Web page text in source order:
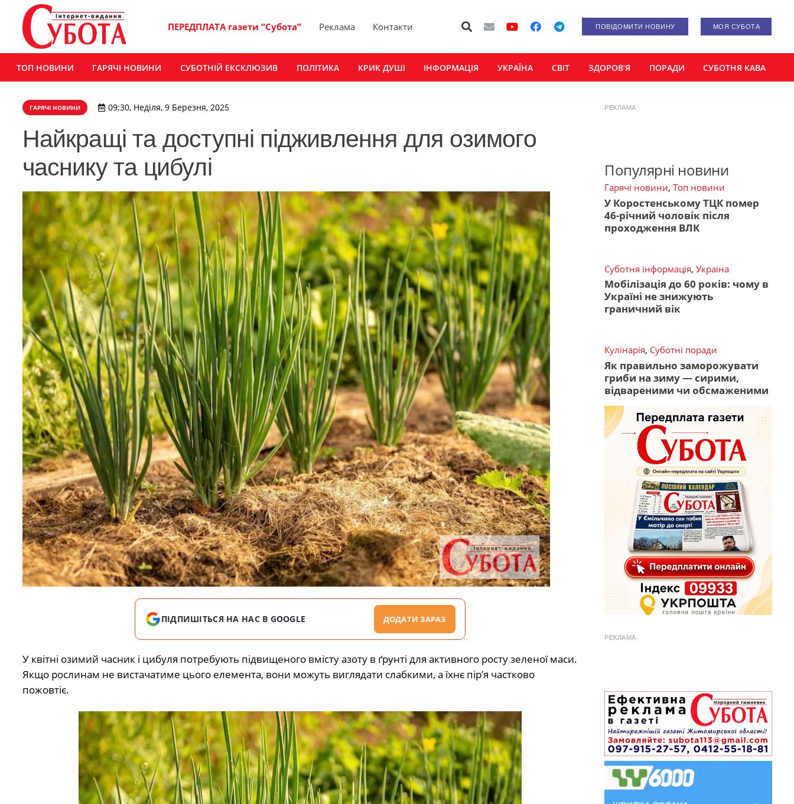
ПЕРЕДПЛАТА газети “Субота” Реклама Контакти ПОВІДОМИТИ НОВИНУ МОЯ СУБОТА
ТОП НОВИНИ ГАРЯЧІ НОВИНИ СУБОТНІЙ ЕКСКЛЮЗИВ ПОЛІТИКА КРИК ДУШІ ІНФОРМАЦІЯ УКРАЇНА СВІТ ЗДОРОВ’Я ПОРАДИ СУБОТНЯ КАВА
ГАРЯЧІ НОВИНИ 09:30, Неділя, 9 Березня, 2025
Найкращі та доступні підживлення для озимого
часнику та цибулі
ПІДПИШІТЬСЯ НА НАС В GOOGLE ДОДАТИ ЗАРАЗ
У квітні озимий часник і цибуля потребують підвищеного вмісту азоту в ґрунті для активного росту зеленої маси.
Якщо рослинам не вистачатиме цього елемента, вони можуть виглядати слабкими, а їхнє пір’я частково
пожовтіє.
РЕКЛАМА
Популярні новини
Гарячі новини, Топ новини
У Коростенському ТЦК помер
46-річний чоловік після
проходження ВЛК
Суботня інформація, Україна
Мобілізація до 60 років: чому в
Україні не знижують
граничний вік
Кулінарія, Суботні поради
Як правильно заморожувати
гриби на зиму — сирими,
відвареними чи обсмаженими
РЕКЛАМА